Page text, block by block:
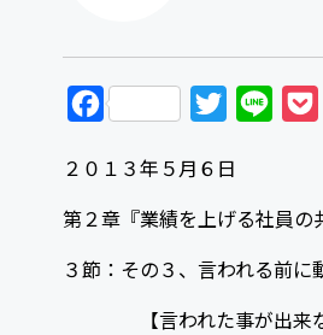
F
c
e
o
i
t
e
r
e
２０１３年５月６日
第２章『業績を上げる社員の
３節：その３、言われる前に
【言われた事が出来な